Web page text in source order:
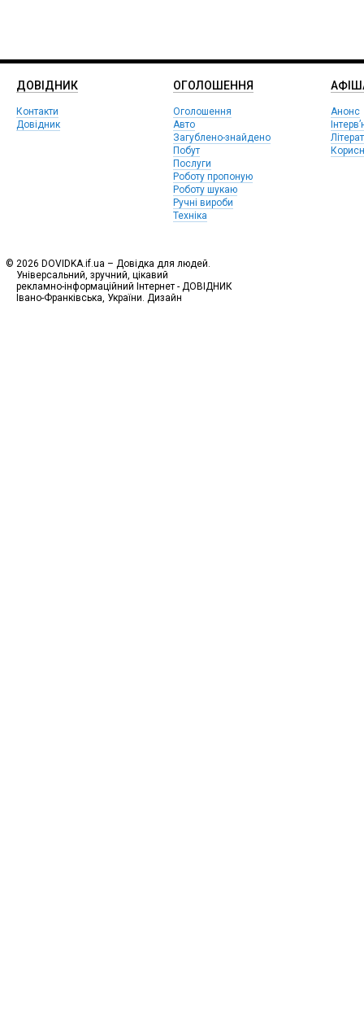
ДОВІДНИК
Контакти
Довідник
ОГОЛОШЕННЯ
Оголошення
Авто
Загублено-знайдено
Побут
Послуги
Роботу пропоную
Роботу шукаю
Ручні вироби
Техніка
Анонс
© 2026 DOVIDKA.if.ua – Довідка для людей.
Універсальний, зручний, цікавий
рекламно-інформаційний Інтернет - ДОВІДНИК
Івано-Франківська, України. Дизайн